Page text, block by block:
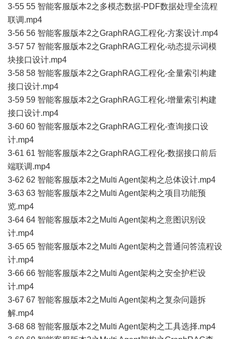
3-55 55 智能客服版本2之多模态数据-PDF数据处理全流程
联调.mp4
3-56 56 智能客服版本2之GraphRAG工程化-方案设计.mp4
3-57 57 智能客服版本2之GraphRAG工程化-动态提示词模
块接口设计.mp4
3-58 58 智能客服版本2之GraphRAG工程化-全量索引构建
接口设计.mp4
3-59 59 智能客服版本2之GraphRAG工程化-增量索引构建
接口设计.mp4
3-60 60 智能客服版本2之GraphRAG工程化-查询接口设
计.mp4
3-61 61 智能客服版本2之GraphRAG工程化-数据接口前后
端联调.mp4
3-62 62 智能客服版本2之Multi Agent架构之总体设计.mp4
3-63 63 智能客服版本2之Multi Agent架构之项目功能预
览.mp4
3-64 64 智能客服版本2之Multi Agent架构之意图识别设
计.mp4
3-65 65 智能客服版本2之Multi Agent架构之普通问答流程设
计.mp4
3-66 66 智能客服版本2之Multi Agent架构之安全护栏设
计.mp4
3-67 67 智能客服版本2之Multi Agent架构之复杂问题拆
解.mp4
3-68 68 智能客服版本2之Multi Agent架构之工具选择.mp4